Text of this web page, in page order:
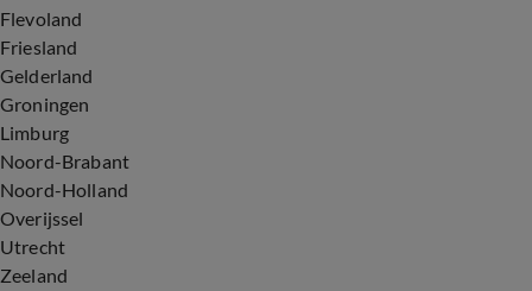
Flevoland
Friesland
Gelderland
Groningen
Limburg
Noord-Brabant
Noord-Holland
Overijssel
Utrecht
Zeeland